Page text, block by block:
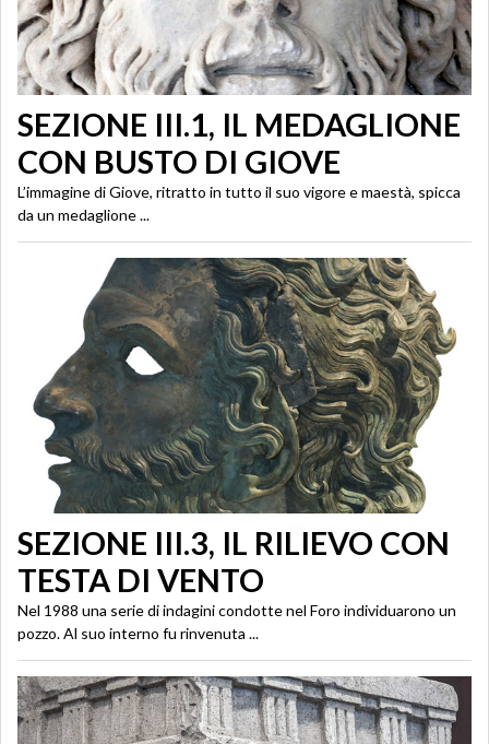
SEZIONE III.1, IL MEDAGLIONE
CON BUSTO DI GIOVE
L’immagine di Giove, ritratto in tutto il suo vigore e maestà, spicca
da un medaglione ...
SEZIONE III.3, IL RILIEVO CON
TESTA DI VENTO
Nel 1988 una serie di indagini condotte nel Foro individuarono un
pozzo. Al suo interno fu rinvenuta ...